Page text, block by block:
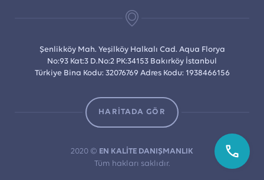
2020 © EN KALİTE DANIŞMANLIK
Tüm hakları saklıdır.
HARİTADA GÖR
Şenlikköy Mah. Yeşilköy Halkalı Cad. Aqua Florya
No:93 Kat:3 D.No:2 PK:34153 Bakırköy İstanbul
Türkiye Bina Kodu: 32076769 Adres Kodu: 1938466156